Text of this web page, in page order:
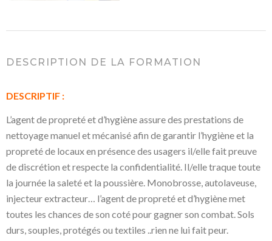
DESCRIPTION DE LA FORMATION
DESCRIPTIF :
L’agent de propreté et d’hygiène assure des prestations de
nettoyage manuel et mécanisé afin de garantir l’hygiène et la
propreté de locaux en présence des usagers il/elle fait preuve
de discrétion et respecte la confidentialité. Il/elle traque toute
la journée la saleté et la poussière. Monobrosse, autolaveuse,
injecteur extracteur… l’agent de propreté et d’hygiène met
toutes les chances de son coté pour gagner son combat. Sols
durs, souples, protégés ou textiles ..rien ne lui fait peur.